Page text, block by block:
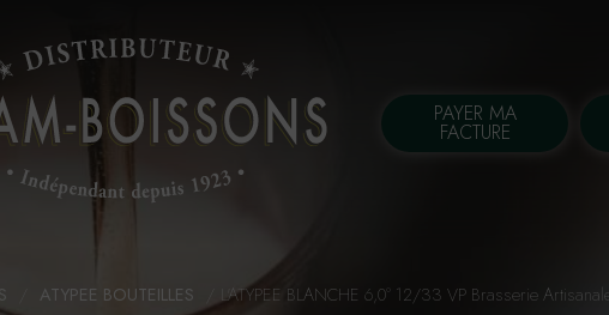
PAYER MA
FACTURE
ATYPEE BOUTEILLES L'ATYPEE BLANCHE 6,0° 12/33 VP Brasserie Artisanale